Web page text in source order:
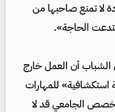
لا تمنع صاحبها من
الحاجة».
أن العمل خارج
للمهارات
الجامعي قد لا